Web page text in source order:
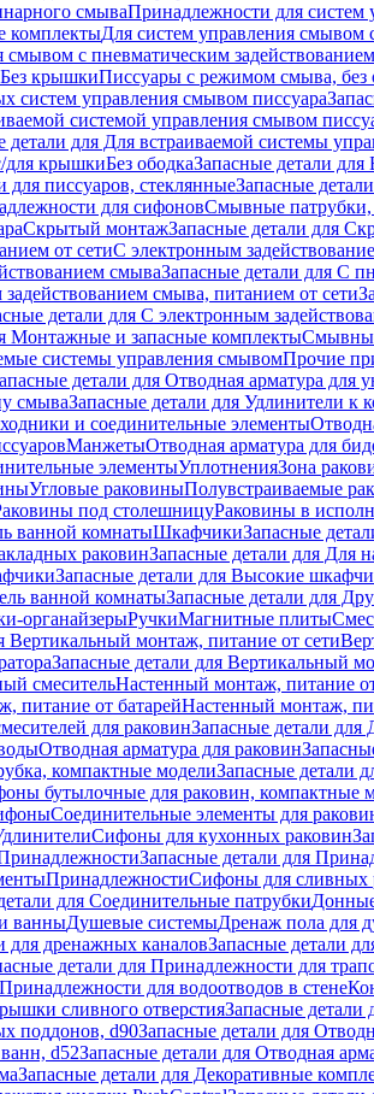
смываПринадлежности для систем
комплектыДля систем управления смывом
смывом с пневматическим задействованием
крышкиПиссуары с режимом смыва, без
систем управления смывом писсуара
системой управления смывом
детали для Для встраиваемой системы
для крышкиБез ободкаЗапасные детали для
для писсуаров, стеклянныеЗапасные
для сифоновСмывные патрубки,
Скрытый монтажЗапасные детали для
от сетиС электронным
смываЗапасные детали для С
смыва, питанием от сети
детали для С электронным
Монтажные и запасные комплекты
системы управления смывомПрочие
детали для Отводная арматура для
смываЗапасные детали для Удлинители к
и соединительные элементы
МанжетыОтводная арматура для
элементыУплотненияЗона
Угловые раковиныПолувстраиваемые
под столешницуРаковины в
ванной комнатыШкафчикиЗапасные
pаковинЗапасные детали для Для
Запасные детали для Высокие
ванной комнатыЗапасные детали для
органайзерыРучкиМагнитные плиты
Вертикальный монтаж, питание от сети
Запасные детали для Вертикальный
смесительНастенный монтаж, питание
питание от батарейНастенный монтаж,
для раковинЗапасные детали для
Отводная арматура для раковин
компактные моделиЗапасные детали
бутылочные для раковин, компактные
Соединительные элементы для
Сифоны для кухонных раковин
Запасные детали для
ПринадлежностиСифоны для сливных
для Соединительные патрубки
ванныДушевые системыДренаж пола для
для дренажных каналовЗапасные детали
детали для Принадлежности для
для водоотводов в стене
сливного отверстияЗапасные детали
поддонов, d90Запасные детали для
d52Запасные детали для Отводная
Запасные детали для Декоративные